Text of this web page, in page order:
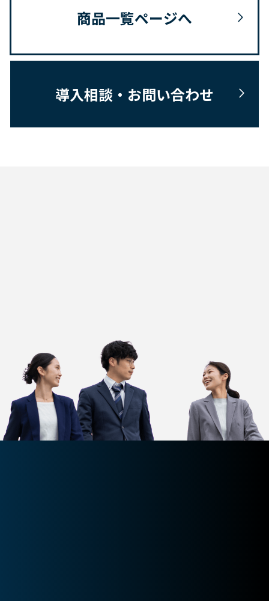
商品一覧ページへ
導入相談・お問い合わせ